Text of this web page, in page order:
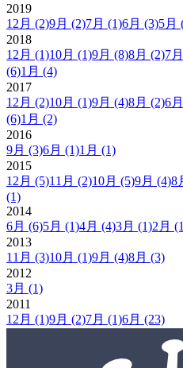
2019
12月 (2)9月 (2)7月 (1)6月 (3)5月
2018
12月 (1)10月 (1)9月 (8)8月 (2)7月
(6)1月 (4)
2017
12月 (2)10月 (1)9月 (4)8月 (2)6月
(6)1月 (2)
2016
9月 (3)6月 (1)1月 (1)
2015
12月 (5)11月 (2)10月 (5)9月 (4)8
(1)
2014
6月 (6)5月 (1)4月 (4)3月 (1)2月
2013
11月 (3)10月 (1)9月 (4)8月 (3)
2012
3月 (1)
2011
12月 (1)9月 (2)7月 (1)6月 (23)